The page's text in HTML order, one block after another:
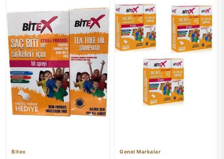
Bitex Genel Markalar